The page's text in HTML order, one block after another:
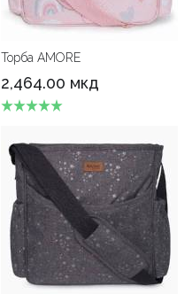
Торба AMORE
2,464.00 мкд